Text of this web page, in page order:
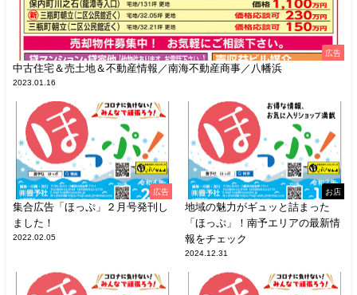
広告
中古住宅＆売土地＆不動産情報／南海不動産商事／八幡浜
2023.01.16
広告
集合広告「ほっぷ」２月号発刊し
ました！
2022.02.05
お店
地域の魅力がギュッと詰まった
「ほっぷ」！南予エリアの最新情
報をチェック
2024.12.31